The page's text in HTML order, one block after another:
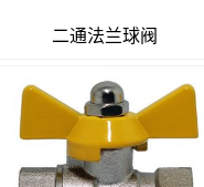
二通法兰球阀